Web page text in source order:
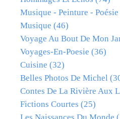
Musique - Peinture - Poésie
Musique (46)
Voyage Au Bout De Mon
Voyages-En-Poesie (36)
Cuisine (32)
Belles Photos De Michel
Contes De La Rivière Aux
Fictions Courtes (25)